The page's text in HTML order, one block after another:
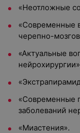
«Неотложные
«Современные
черепно-
«Актуальные
«Современные
заболеваний
«Миастения».